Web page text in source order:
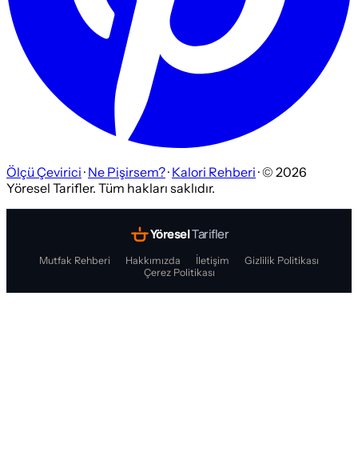
Ölçü Çevirici · Ne Pişirsem?· Kalori Rehberi · © 2026
Yöresel Tarifler. Tüm hakları saklıdır.
YöreselTarifler
Mutfak Rehberi Hakkımızda İletişim
Gizlilik Politikası
Çerez Politikası